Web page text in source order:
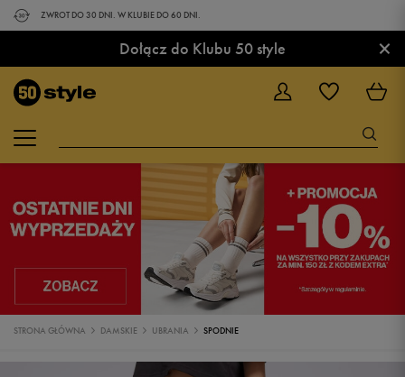
ZWROT DO 30 DNI. W KLUBIE DO 60 DNI.
Dołącz do Klubu 50 style ×
STRONA GŁÓWNA DAMSKIE UBRANIA SPODNIE